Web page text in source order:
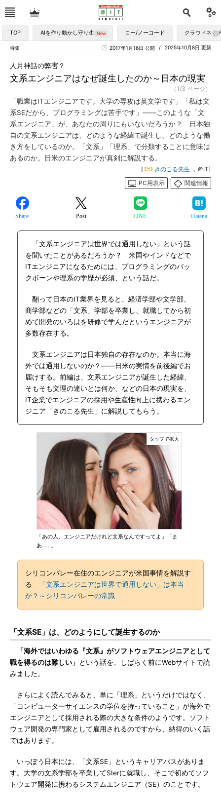
TOP AIを作り動かし守り生かす ロー/ノーコード クラウドネイ
特集 2025年10月8日 更新
2017年1月16日 公開
文系エンジニアはなぜ誕生したのか～日本の現実
人月神話の弊害？
（1/3 ページ）
「職業はITエンジニアです。大学の専攻は英文学です」「私は文
系SEだから、プログラミングは苦手です」――このような「文
系エンジニア」が、あなたの周りにもいないだろうか？ 日本独
自の文系エンジニアは、どのような経緯で誕生し、どのような働
き方をしているのか。「文系」「理系」で分類することに意味は
あるのか。日米のエンジニアが真剣に解説する。
[ きのこる先生 ，＠IT]
PC用表示
関連情報
Share Post LINE Hatena
「文系エンジニアは世界では通用しない」という話
を聞いたことがあるだろうか？ 米国やインドなどで
ITエンジニアになるためには、プログラミングのバッ
クボーンや理系の学歴が必須、という話だ。
翻って日本のIT業界を見ると、経済学部や文学部、
商学部などの「文系」学部を卒業し、就職してから初
めて開発のいろはを研修で学んだというエンジニアが
多数存在する。
文系エンジニアは日本独自の存在なのか。本当に海
外では通用しないのか？――日米の実情を前後編でお
届けする。前編は、文系エンジニアが誕生した経緯、
そもそも文理の違いとは何か、などの日本の現実を、
IT企業でエンジニアの採用や生産性向上に携わるエン
ジニア「きのこる先生」に解説してもらう。
「あの人、エンジニアだけれど文系なんですってよ」「ま
あ……」
シリコンバレー在住のエンジニアが米国事情を解説す
る
「文系エンジニアは世界で通用しない」は本当
か？～シリコンバレーの常識
「文系SE」は、どのようにして誕生するのか
「海外ではいわゆる『文系』がソフトウェアエンジニアとして
職を得るのは難しい」 という話を、しばらく前にWebサイトで読
みました。
さらによく読んでみると、単に「理系」というだけではなく、
「コンピューターサイエンスの学位を持っていること」が海外で
エンジニアとして採用される際の大きな条件のようです。ソフト
ウェア開発の専門家として雇用されるのですから、納得のいく話
ではあります。
いっぽう日本には、「文系SE」というキャリアパスがありま
す。大学の文系学部を卒業してSIerに就職し、そこで初めてソフ
トウェア開発に携わるシステムエンジニア（SE）のことです。